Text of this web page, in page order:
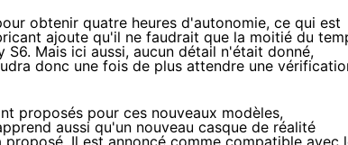
obtenir quatre heures d'autonomie, ce qui est
ajoute qu'il ne faudrait que la moitié du
Mais ici aussi, aucun détail n'était donné,
donc une fois de plus attendre une
proposés pour ces nouveaux modèles,
aussi qu'un nouveau casque de réalité
Il est annoncé comme compatible avec